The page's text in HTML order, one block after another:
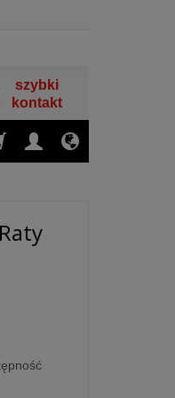
szybki
kontakt